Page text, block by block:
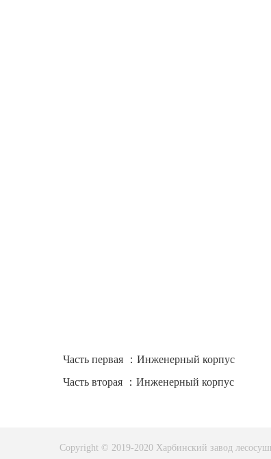
Часть первая ：Инженерный корпус
Часть вторая ：Инженерный корпус
Copyright © 2019-2020 Харбинский завод